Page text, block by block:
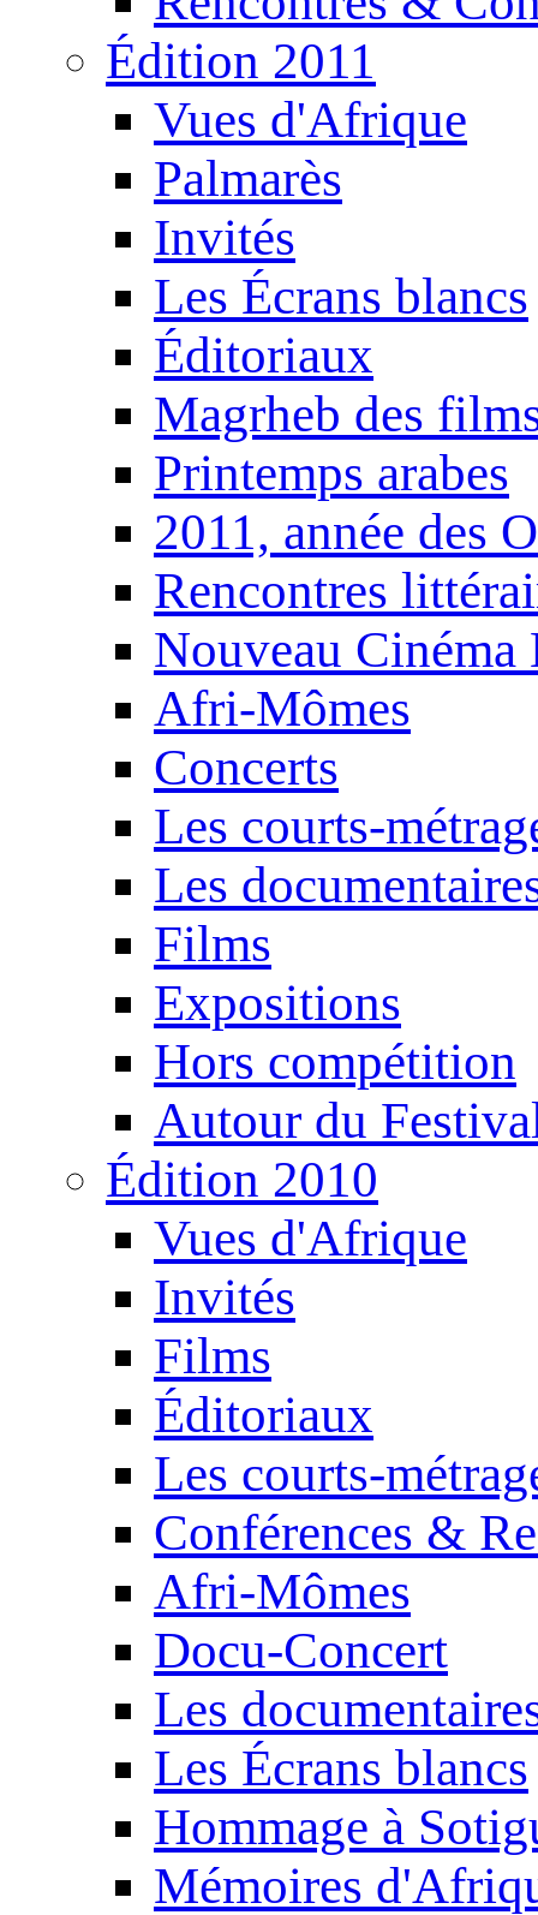
Édition 2011
Vues d'Afrique
Palmarès
Invités
Les Écrans blancs
Éditoriaux
Magrheb des
Printemps arabes
2011, année des
Rencontres
Nouveau Cinéma
Afri-Mômes
Concerts
Les courts-
Les
Films
Expositions
Hors compétition
Autour du
Édition 2010
Vues d'Afrique
Invités
Films
Éditoriaux
Les courts-
Conférences &
Afri-Mômes
Docu-Concert
Les
Les Écrans blancs
Hommage à
Mémoires